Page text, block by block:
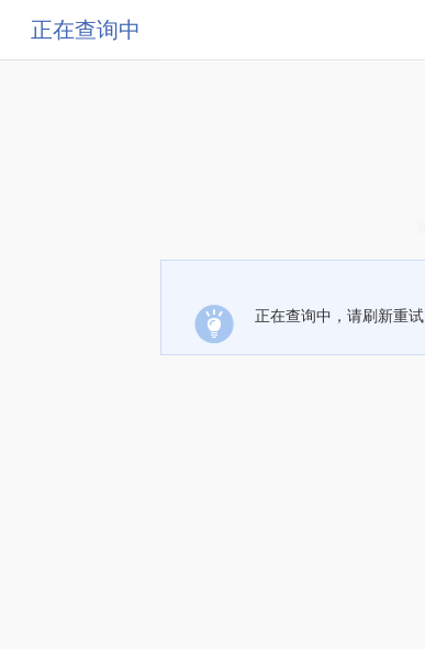
正在查询中
正在查询中，请刷新重试